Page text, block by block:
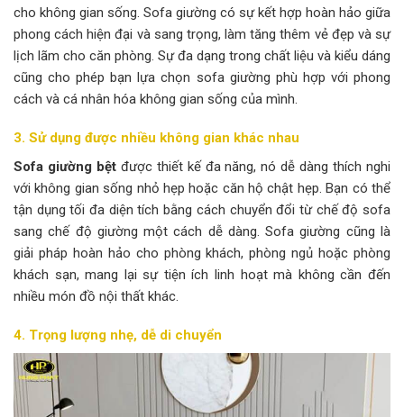
cho không gian sống. Sofa giường có sự kết hợp hoàn hảo giữa
phong cách hiện đại và sang trọng, làm tăng thêm vẻ đẹp và sự
lịch lãm cho căn phòng. Sự đa dạng trong chất liệu và kiểu dáng
cũng cho phép bạn lựa chọn sofa giường phù hợp với phong
cách và cá nhân hóa không gian sống của mình.
3. Sử dụng được nhiều không gian khác nhau
Sofa giường bệtđược thiết kế đa năng, nó dễ dàng thích nghi
với không gian sống nhỏ hẹp hoặc căn hộ chật hẹp. Bạn có thể
tận dụng tối đa diện tích bằng cách chuyển đổi từ chế độ sofa
sang chế độ giường một cách dễ dàng. Sofa giường cũng là
giải pháp hoàn hảo cho phòng khách, phòng ngủ hoặc phòng
khách sạn, mang lại sự tiện ích linh hoạt mà không cần đến
nhiều món đồ nội thất khác.
4. Trọng lượng nhẹ, dễ di chuyển